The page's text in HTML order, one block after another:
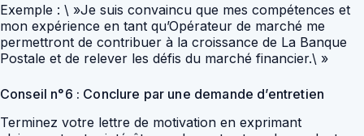
Exemple : \ »Je suis convaincu que mes compétences et
mon expérience en tant qu’Opérateur de marché me
permettront de contribuer à la croissance de La Banque
Postale et de relever les défis du marché financier.\ »
Conseil n°6 : Conclure par une demande d’entretien
Terminez votre lettre de motivation en exprimant